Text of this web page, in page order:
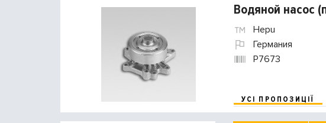
Водяной насос
Hepu
Германия
P7673
УСІ ПРОПОЗИЦІЇ